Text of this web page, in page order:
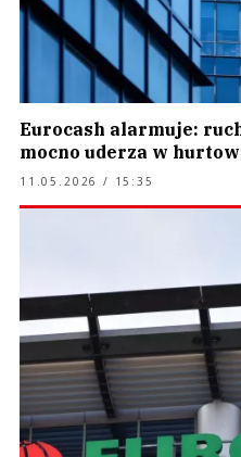
Eurocash alarmuje:
mocno uderza w
11.05.2026 / 15:35